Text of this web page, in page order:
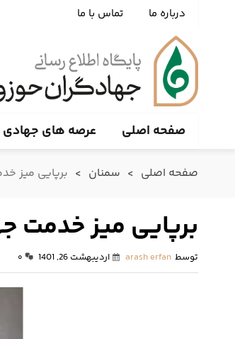
درباره ما تماس با ما
صفحه اصلی عرصه های جهادی
صفحه اصلی > سمنان > برپایی میز
برپایی میز خدمت
توسط arash erfan اردیبهشت 26, 1401 ۰